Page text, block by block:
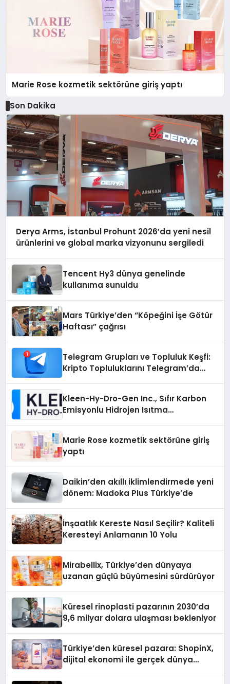
Marie Rose kozmetik sektörüne giriş yaptı
Son Dakika
Derya Arms, İstanbul Prohunt 2026’da yeni nesil
ürünlerini ve global marka vizyonunu sergiledi
Tencent Hy3 dünya genelinde
kullanıma sunuldu
Mars Türkiye’den “Köpeğini İşe Götür
Haftası” çağrısı
Telegram Grupları ve Topluluk Keşfi:
Kripto Topluluklarını Telegram’da
Kleen-Hy-Dro-Gen Inc., Sıfır Karbon
Emisyonlu Hidrojen Isıtma
Marie Rose kozmetik sektörüne giriş
yaptı
Daikin’den akıllı iklimlendirmede yeni
dönem: Madoka Plus Türkiye’de
İnşaatlık Kereste Nasıl Seçilir? Kaliteli
Keresteyi Anlamanın 10 Yolu
Mirabellix, Türkiye’den dünyaya
uzanan güçlü büyümesini sürdürüyor
Küresel rinoplasti pazarının 2030’da
9,6 milyar dolara ulaşması bekleniyor
Türkiye’den küresel pazara: ShopinX,
dijital ekonomi ile gerçek dünya